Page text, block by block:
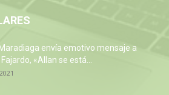
envía emotivo mensaje a
«Allan se está...